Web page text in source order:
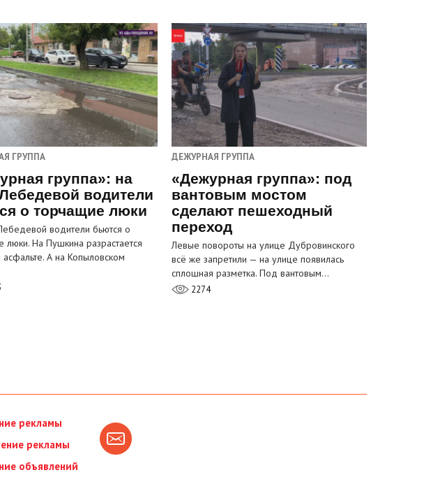
ГРУППА
группа»: на
водители
о торчащие люки
водители бьются о
люки. На Пушкина разрастается
А на Копыловском
ДЕЖУРНАЯ ГРУППА
«Дежурная группа»: под
вантовым мостом
сделают пешеходный
переход
Левые повороты на улице Дубровинского
всё же запретили — на улице появилась
сплошная разметка. Под вантовым…
2274
рекламы
рекламы
объявлений